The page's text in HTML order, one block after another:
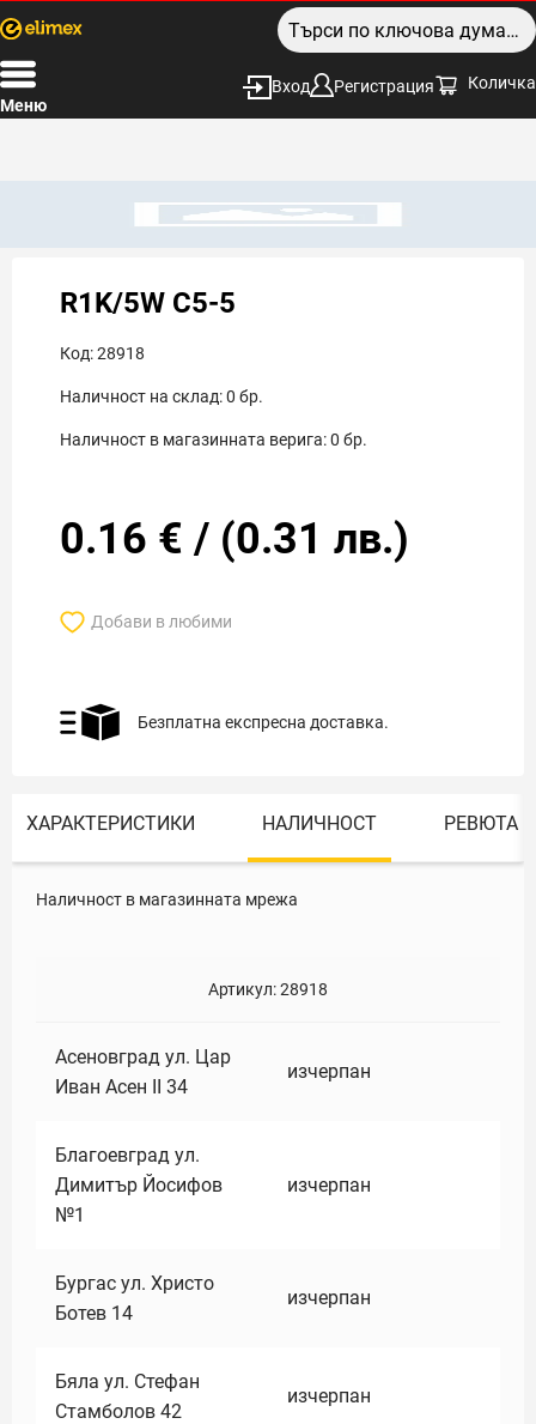
Меню
Вход Регистрация Количка
R1K/5W C5-5
Код:28918
Наличност на склад:0 бр.
Наличност в магазинната верига:0 бр.
0.16 € / (0.31 лв.)
Добави в любими
Безплатна експресна доставка.
ХАРАКТЕРИСТИКИ НАЛИЧНОСТ РЕВЮТА
Наличност в магазинната мрежа
Артикул:28918
Асеновград ул. Цар
Иван Асен II 34
изчерпан
Благоевград ул.
Димитър Йосифов
№1
изчерпан
Бургас ул. Христо
Ботев 14
изчерпан
Бяла ул. Стефан
Стамболов 42
изчерпан